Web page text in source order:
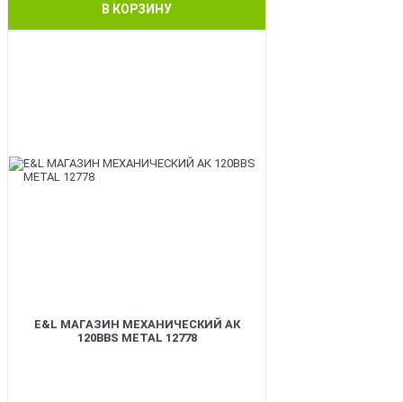
В КОРЗИНУ
E&L МАГАЗИН МЕХАНИЧЕСКИЙ АК
120BBS METAL 12778